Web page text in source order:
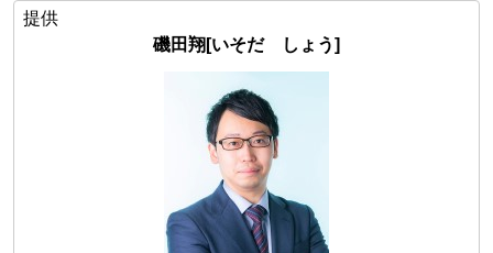
提供
磯田翔[いそだ しょう]